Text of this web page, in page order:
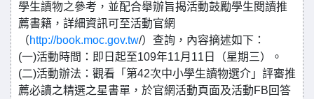
學生讀物之參考，並配合舉辦旨揭活動鼓勵學生閱讀推
薦書籍，詳細資訊可至活動官網
（http://book.moc.gov.tw/）查詢，內容摘述如下：
(一)活動時間：即日起至109年11月11日（星期三）。
(二)活動辦法：觀看「第42次中小學生讀物選介」評審推
薦必讀之精選之星書單，於官網活動頁面及活動FB回答